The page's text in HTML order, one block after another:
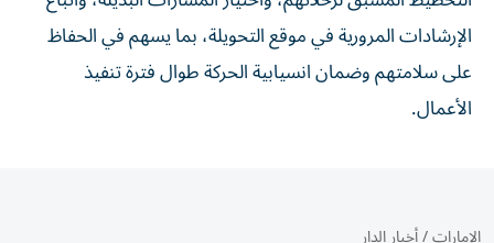
الإرشادات المرورية في موقع التحويلة، بما يسهم في الحفاظ
على سلامتهم وضمان انسيابية الحركة طوال فترة تنفيذ
الأعمال.